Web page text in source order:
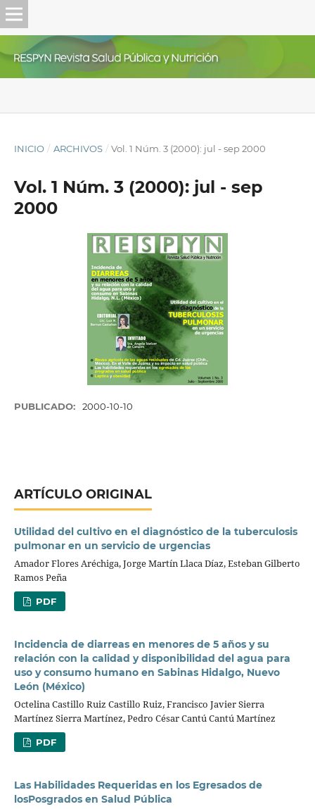
INICIO / ARCHIVOS / Vol. 1 Núm. 3 (2000): jul - sep 2000
Vol. 1 Núm. 3 (2000): jul - sep
2000
PUBLICADO: 2000-10-10
ARTÍCULO ORIGINAL
Utilidad del cultivo en el diagnóstico de la tuberculosis
pulmonar en un servicio de urgencias
Amador Flores Aréchiga, Jorge Martín Llaca Díaz, Esteban Gilberto
Ramos Peña
PDF
Incidencia de diarreas en menores de 5 años y su
relación con la calidad y disponibilidad del agua para
uso y consumo humano en Sabinas Hidalgo, Nuevo
León (México)
Octelina Castillo Ruiz Castillo Ruiz, Francisco Javier Sierra
Martínez Sierra Martínez, Pedro César Cantú Cantú Martínez
PDF
Las Habilidades Requeridas en los Egresados de
losPosgrados en Salud Pública